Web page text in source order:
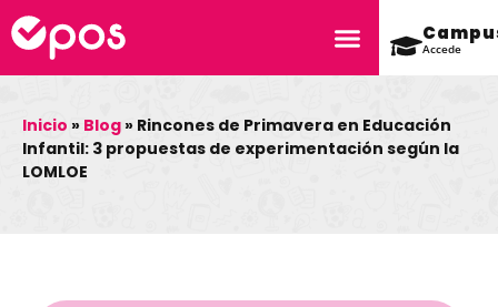
Accede
Inicio » Blog » Rincones de Primavera en Educación
Infantil: 3 propuestas de experimentación según la
LOMLOE